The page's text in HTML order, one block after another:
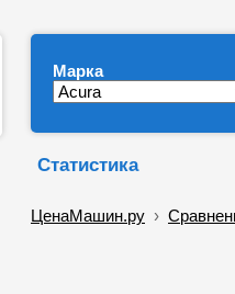
Марка
Статистика
ЦенаМашин.ру ›